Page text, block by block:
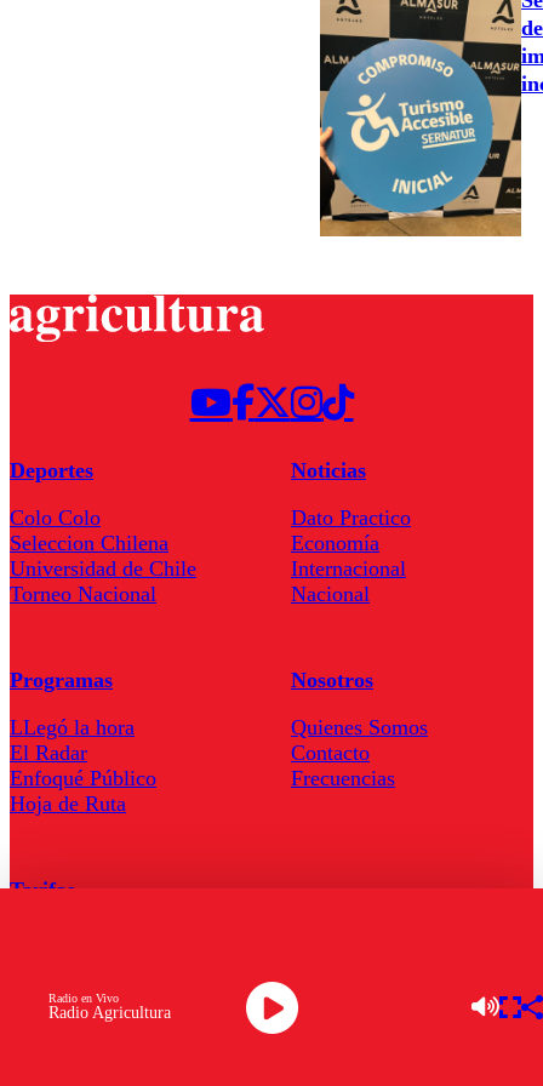
Radio Agricultura
Radio en Vivo
Deportes
Colo Colo
Seleccion Chilena
Universidad de Chile
Torneo Nacional
Noticias
Dato Practico
Economía
Internacional
Nacional
Programas
LLegó la hora
El Radar
Enfoqué Público
Hoja de Ruta
Nosotros
Quienes Somos
Contacto
Frecuencias
Tarifas